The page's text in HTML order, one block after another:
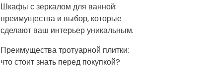
Шкафы с зеркалом для ванной:
преимущества и выбор, которые
сделают ваш интерьер уникальным.
Преимущества тротуарной плитки:
что стоит знать перед покупкой?